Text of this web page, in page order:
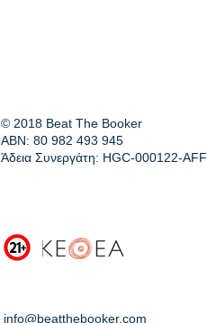
© 2018 Beat The Booker
ABN: 80 982 493 945
Άδεια Συνεργάτη: HGC-000122-AFF
info@beatthebooker.com